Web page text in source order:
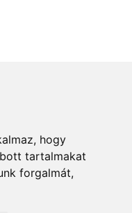
hogy
tartalmakat
forgalmát,